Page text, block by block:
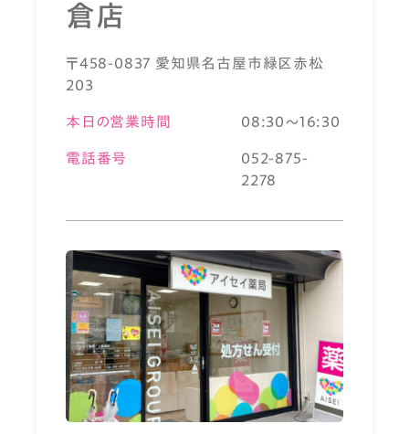
倉店
〒458-0837 愛知県名古屋市緑区赤松
203
本日の営業時間 08:30～16:30
電話番号
052-875-
2278